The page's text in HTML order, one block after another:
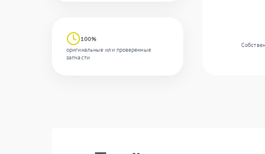
100%
оригинальные или проверенные
запчасти